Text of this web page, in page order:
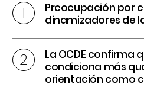
Preocupación por
dinamizadores de
La OCDE confirma
condiciona más
orientación como